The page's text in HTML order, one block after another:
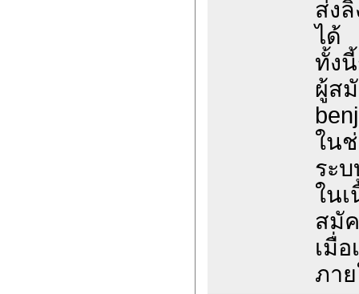
ส่ง
ได้
ทั้ง
ผู้ส
ใน
ระ
ใน
สมั
เมื่
ภา